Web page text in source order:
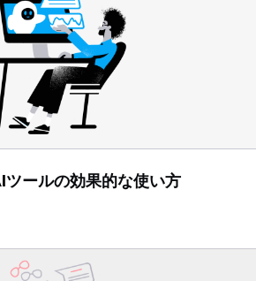
ールの効果的な使い方